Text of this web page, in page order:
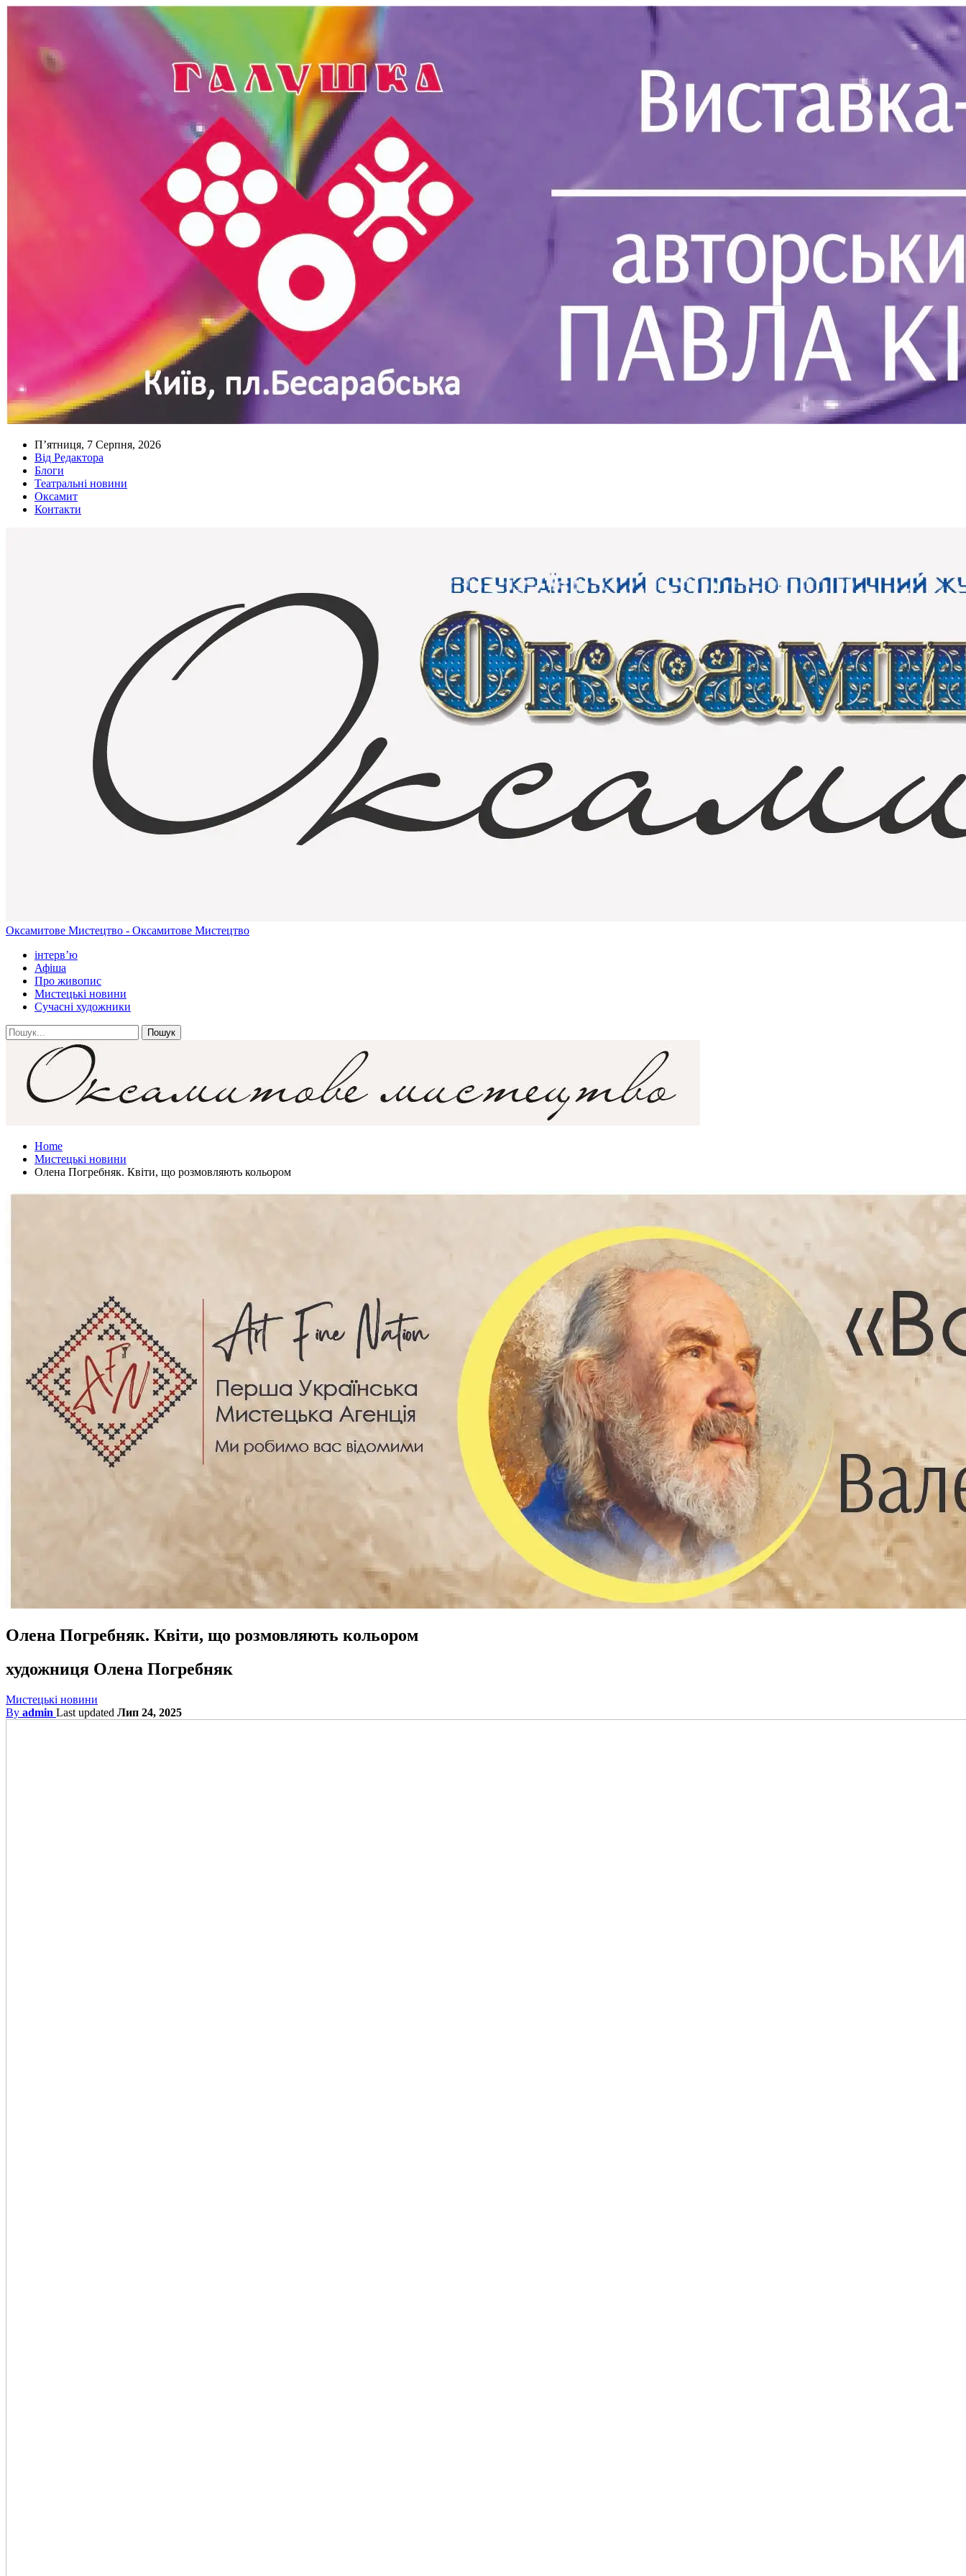
П’ятниця, 7 Серпня, 2026
Від Редактора
Блоги
Театральні новини
Оксамит
Контакти
Оксамитове Мистецтво - Оксамитове Мистецтво
інтерв’ю
Афіша
Про живопис
Мистецькі новини
Сучасні художники
Home
Мистецькі новини
Олена Погребняк. Квіти, що розмовляють кольором
Олена Погребняк. Квіти, що розмовляють кольором
художниця Олена Погребняк
Мистецькі новини
By admin Last updated Лип 24, 2025